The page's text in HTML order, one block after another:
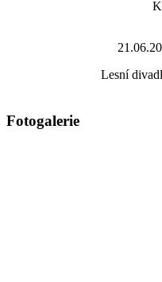
Lesní
Fotogalerie